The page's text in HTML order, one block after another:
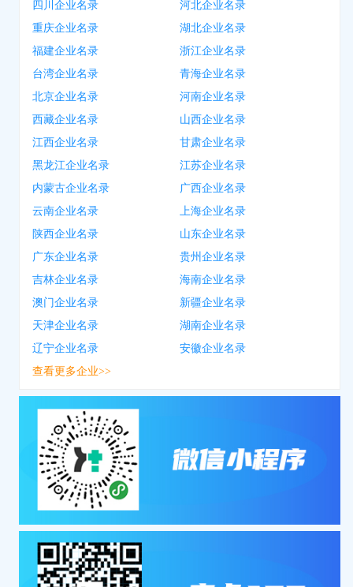
四川企业名录
河北企业名录
重庆企业名录
湖北企业名录
福建企业名录
浙江企业名录
台湾企业名录
青海企业名录
北京企业名录
河南企业名录
西藏企业名录
山西企业名录
江西企业名录
甘肃企业名录
黑龙江企业名录
江苏企业名录
内蒙古企业名录
广西企业名录
云南企业名录
上海企业名录
陕西企业名录
山东企业名录
广东企业名录
贵州企业名录
吉林企业名录
海南企业名录
澳门企业名录
新疆企业名录
天津企业名录
湖南企业名录
辽宁企业名录
安徽企业名录
查看更多企业>>